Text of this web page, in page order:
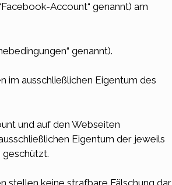
Account“ genannt) am
genannt).
ausschließlichen Eigentum des
und auf den Webseiten
Eigentum der jeweils
geschützt.
keine strafbare Fälschung dar.